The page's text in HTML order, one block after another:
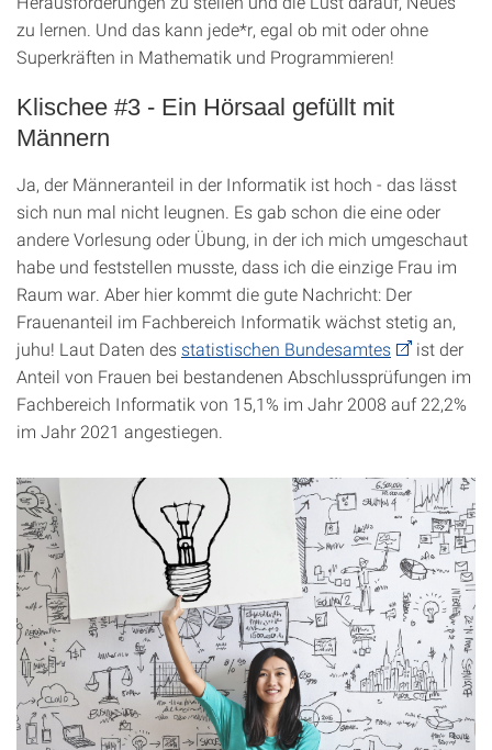
zu lernen. Und das kann jede*r, egal ob mit oder ohne
Superkräften in Mathematik und Programmieren!
Klischee #3 - Ein Hörsaal gefüllt mit
Männern
Ja, der Männeranteil in der Informatik ist hoch - das lässt
sich nun mal nicht leugnen. Es gab schon die eine oder
andere Vorlesung oder Übung, in der ich mich umgeschaut
habe und feststellen musste, dass ich die einzige Frau im
Raum war. Aber hier kommt die gute Nachricht: Der
Frauenanteil im Fachbereich Informatik wächst stetig an,
juhu! Laut Daten des statistischen Bundesamtes
ist der
Anteil von Frauen bei bestandenen Abschlussprüfungen im
Fachbereich Informatik von 15,1% im Jahr 2008 auf 22,2%
im Jahr 2021 angestiegen.